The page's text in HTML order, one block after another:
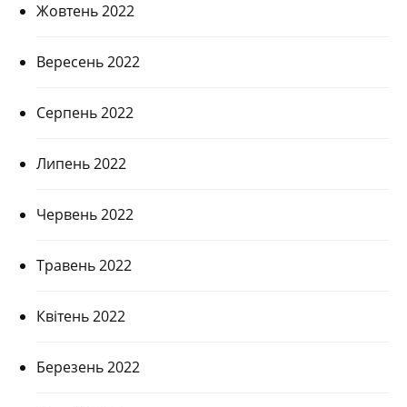
Жовтень 2022
Вересень 2022
Серпень 2022
Липень 2022
Червень 2022
Травень 2022
Квітень 2022
Березень 2022